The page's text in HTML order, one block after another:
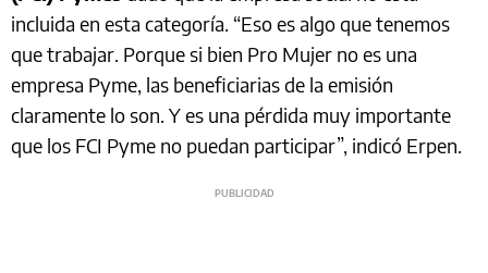
incluida en esta categoría. “Eso es algo que tenemos
que trabajar. Porque si bien Pro Mujer no es una
empresa Pyme, las beneficiarias de la emisión
claramente lo son. Y es una pérdida muy importante
que los FCI Pyme no puedan participar”, indicó Erpen.